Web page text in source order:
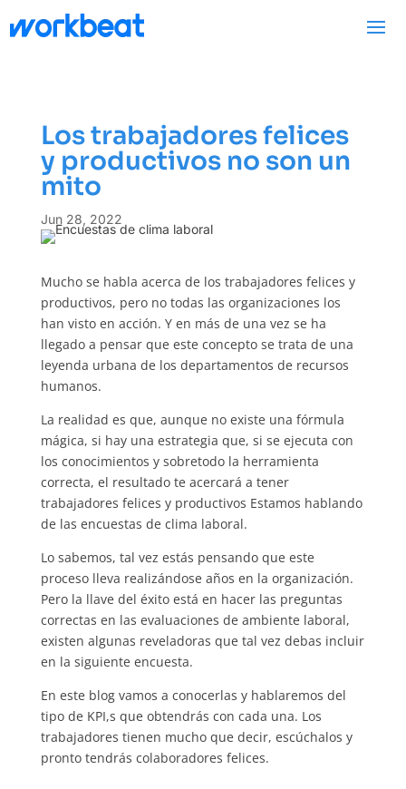
Los trabajadores felices
y productivos no son un
mito
Jun 28, 2022
Mucho se habla acerca de los trabajadores felices y
productivos, pero no todas las organizaciones los
han visto en acción. Y en más de una vez se ha
llegado a pensar que este concepto se trata de una
leyenda urbana de los departamentos de recursos
humanos.
La realidad es que, aunque no existe una fórmula
mágica, si hay una estrategia que, si se ejecuta con
los conocimientos y sobretodo la herramienta
correcta, el resultado te acercará a tener
trabajadores felices y productivos Estamos hablando
de las encuestas de clima laboral.
Lo sabemos, tal vez estás pensando que este
proceso lleva realizándose años en la organización.
Pero la llave del éxito está en hacer las preguntas
correctas en las evaluaciones de ambiente laboral,
existen algunas reveladoras que tal vez debas incluir
en la siguiente encuesta.
En este blog vamos a conocerlas y hablaremos del
tipo de KPI,s que obtendrás con cada una. Los
trabajadores tienen mucho que decir, escúchalos y
pronto tendrás colaboradores felices.